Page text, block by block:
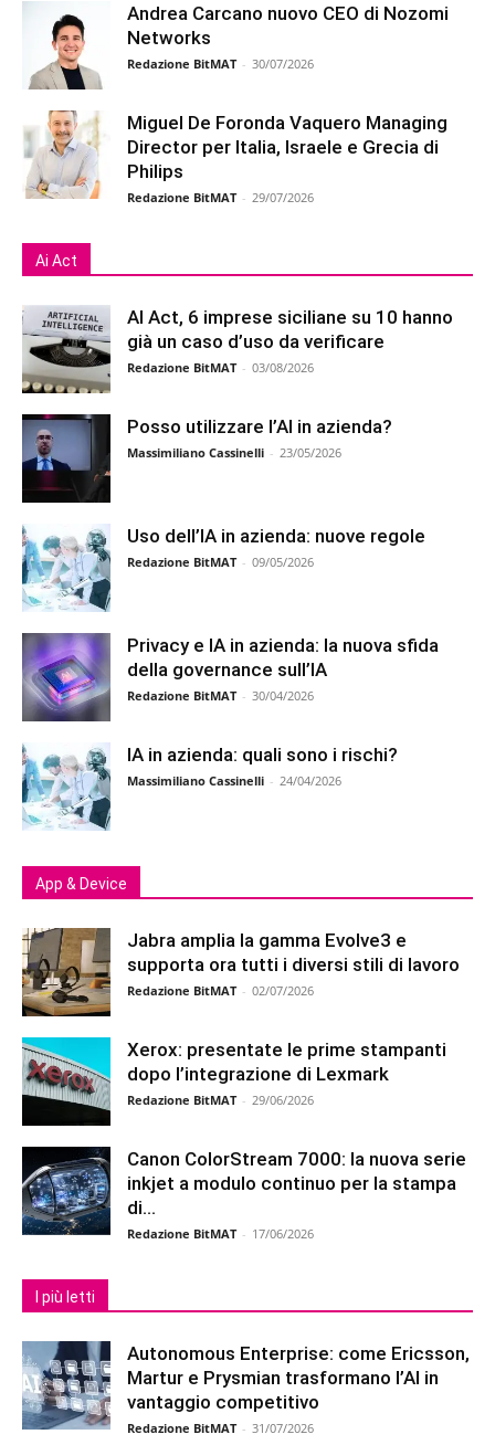
Andrea Carcano nuovo CEO di Nozomi
Networks
Redazione BitMAT - 30/07/2026
Miguel De Foronda Vaquero Managing
Director per Italia, Israele e Grecia di
Philips
Redazione BitMAT - 29/07/2026
Ai Act
AI Act, 6 imprese siciliane su 10 hanno
già un caso d’uso da verificare
Redazione BitMAT - 03/08/2026
Posso utilizzare l’AI in azienda?
Massimiliano Cassinelli - 23/05/2026
Uso dell’IA in azienda: nuove regole
Redazione BitMAT - 09/05/2026
Privacy e IA in azienda: la nuova sfida
della governance sull’IA
Redazione BitMAT - 30/04/2026
IA in azienda: quali sono i rischi?
Massimiliano Cassinelli - 24/04/2026
App & Device
Jabra amplia la gamma Evolve3 e
supporta ora tutti i diversi stili di lavoro
Redazione BitMAT - 02/07/2026
Xerox: presentate le prime stampanti
dopo l’integrazione di Lexmark
Redazione BitMAT - 29/06/2026
Canon ColorStream 7000: la nuova serie
inkjet a modulo continuo per la stampa
di...
Redazione BitMAT - 17/06/2026
I più letti
Autonomous Enterprise: come Ericsson,
Martur e Prysmian trasformano l’AI in
vantaggio competitivo
Redazione BitMAT - 31/07/2026